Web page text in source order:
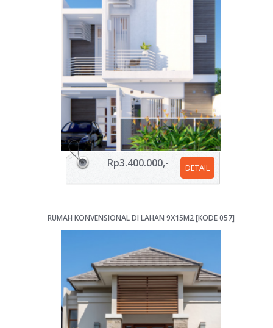
DETAIL
Rp3.400.000,-
RUMAH KONVENSIONAL DI LAHAN 9X15M2 [KODE 057]